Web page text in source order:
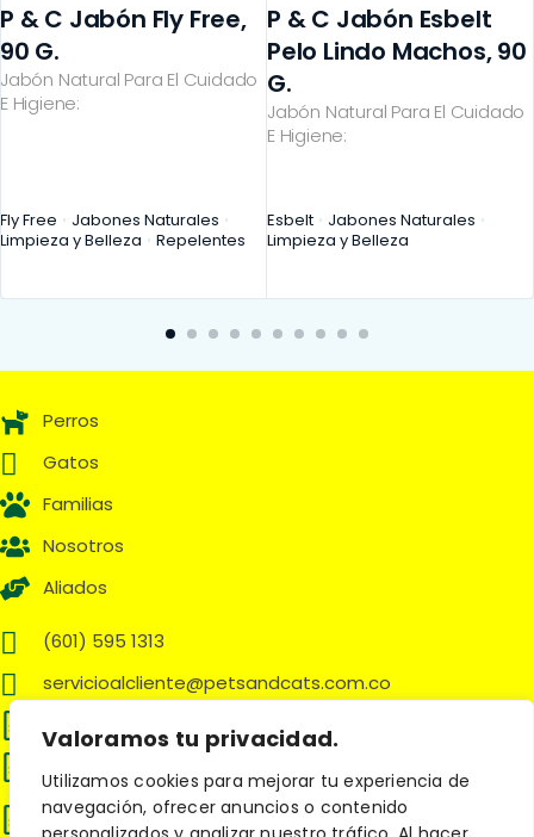
Valoramos tu privacidad.
Utilizamos cookies para mejorar tu experiencia de
navegación, ofrecer anuncios o contenido
Jabón Natural Para El Cuidado
E Higiene:
P & C Jabón Fly Free,
90 G.
Fly Free
Jabones Naturales
Limpieza y Belleza
Repelentes
Jabón Natural Para El Cuidado
E Higiene:
P & C Jabón Esbelt
Pelo Lindo Machos, 90
G.
Esbelt
Jabones Naturales
Limpieza y Belleza
Perros
Gatos
Familias
Nosotros
Aliados
(601) 595 1313
servicioalcliente@petsandcats.com.co
Política de tratamiento de datos